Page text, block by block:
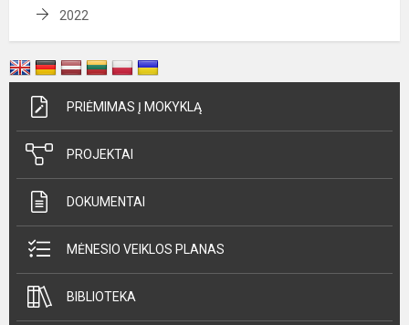
2022
PRIĖMIMAS Į MOKYKLĄ
PROJEKTAI
DOKUMENTAI
MĖNESIO VEIKLOS PLANAS
BIBLIOTEKA